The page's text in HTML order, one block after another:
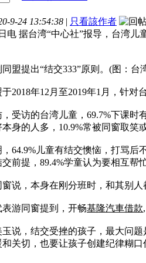
9-24 13:54:38 | 只看該作者
电 据台湾“中心社”报导，台湾
盟提出“结交333”原则。(图：台
2018年12月至2019年1月，针
受访的台湾儿童，69.7%下课时
身的人多，10.9%常被同窗取笑
64.9%儿童有结交懊恼，打骂
前提，89.4%学童认为要相互帮
窗说，本身在刚分班时，和其别
表游同窗提到，开畅基隆汽車借款
说，结交受挫的孩子，最大问
关切，也要让孩子创建纪律糊